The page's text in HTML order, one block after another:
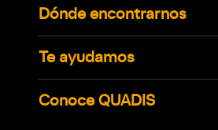
Dónde encontrarnos
Te ayudamos
Conoce QUADIS